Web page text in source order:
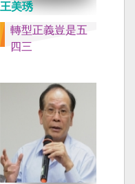
王美琇
轉型正義豈是五
四三